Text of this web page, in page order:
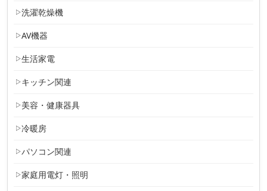
洗濯乾燥機
AV機器
生活家電
キッチン関連
美容・健康器具
冷暖房
パソコン関連
家庭用電灯・照明